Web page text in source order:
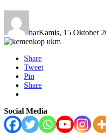
harKamis, 15 Oktober
Share
Tweet
Pin
Share
Social Media